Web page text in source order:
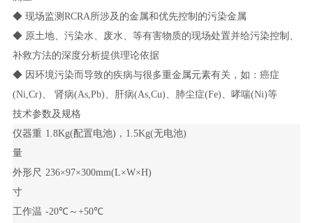
◆ 现场监测RCRA所涉及的金属和优先控制的污染金属
◆ 原土地、污染水、废水、等有害物质的现场处置并给污染控制、
补救方法的深度分析提供理论依据
◆ 因环境污染而导致的疾病与很多重金属元素有关，如：癌症
(Ni,Cr)、 肾病(As,Pb)、肝病(As,Cu)、肺尘症(Fe)、哮喘(Ni)等
技术参数及规格
仪器重
量
1.8Kg(配置电池)，1.5Kg(无电池)
外形尺
寸
236×97×300mm(L×W×H)
工作温 -20℃～+50℃